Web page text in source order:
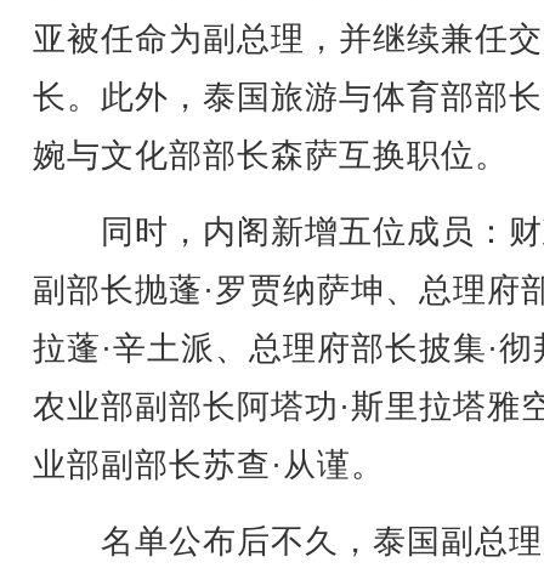
亚被任命为副总理，并继续兼任
长。此外，泰国旅游与体育部部
婉与文化部部长森萨互换职位。
同时，内阁新增五位成员：
副部长抛蓬·罗贾纳萨坤、总理府
拉蓬·辛土派、总理府部长披集·彻
农业部副部长阿塔功·斯里拉塔雅
业部副部长苏查·从谨。
名单公布后不久，泰国副总